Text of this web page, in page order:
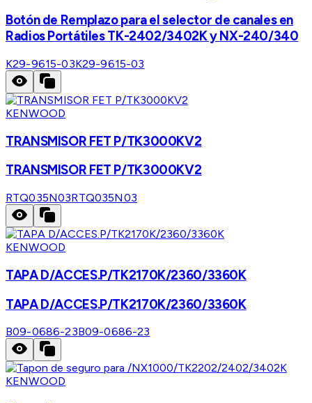
Botón de Remplazo para el selector de canales en
Radios Portátiles TK-2402/3402K y NX-240/340
K29-9615-03K29-9615-03
KENWOOD
TRANSMISOR FET P/TK3000KV2
TRANSMISOR FET P/TK3000KV2
RTQ035N03RTQ035N03
KENWOOD
TAPA D/ACCES.P/TK2170K/2360/3360K
TAPA D/ACCES.P/TK2170K/2360/3360K
B09-0686-23B09-0686-23
KENWOOD